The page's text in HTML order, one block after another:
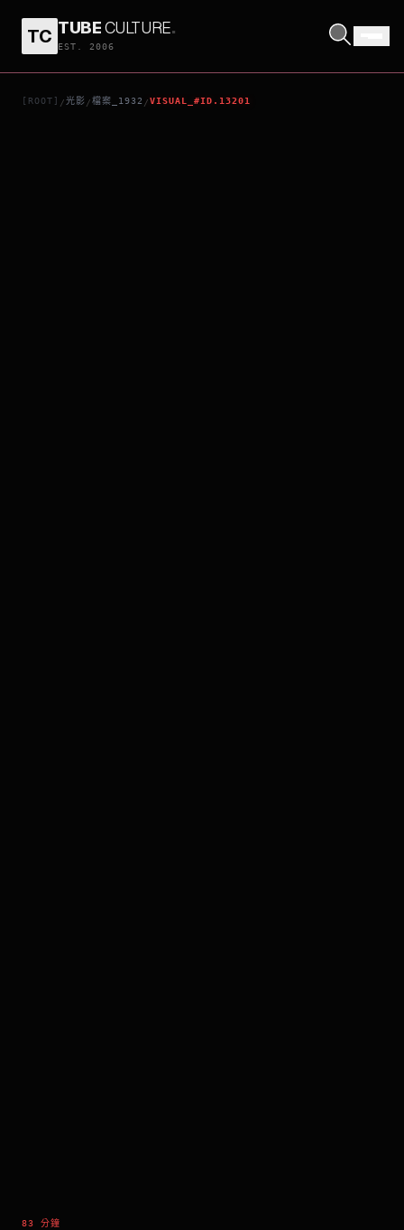
TC TUBECULTURE.
EST. 2006
[ROOT] /光影 /檔案_1932 /VISUAL_#ID.13201
83 分鐘
TROUBLE IN PARADISE